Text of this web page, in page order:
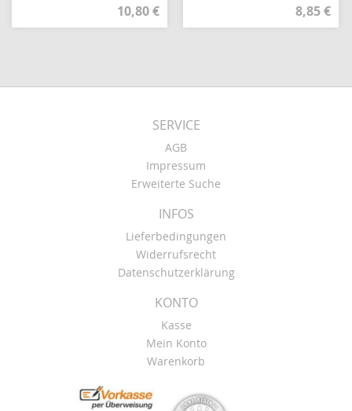
10,80 €
8,85 €
SERVICE
AGB
Impressum
Erweiterte Suche
INFOS
Lieferbedingungen
Widerrufsrecht
Datenschutzerklärung
KONTO
Kasse
Mein Konto
Warenkorb